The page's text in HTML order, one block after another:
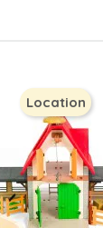
Location